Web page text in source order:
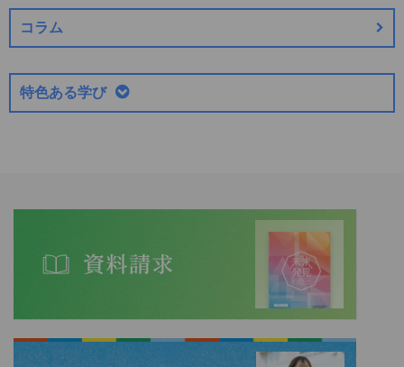
コラム
特色ある学び